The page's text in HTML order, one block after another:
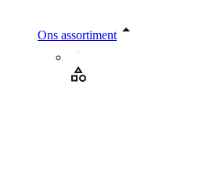
Ons assortiment